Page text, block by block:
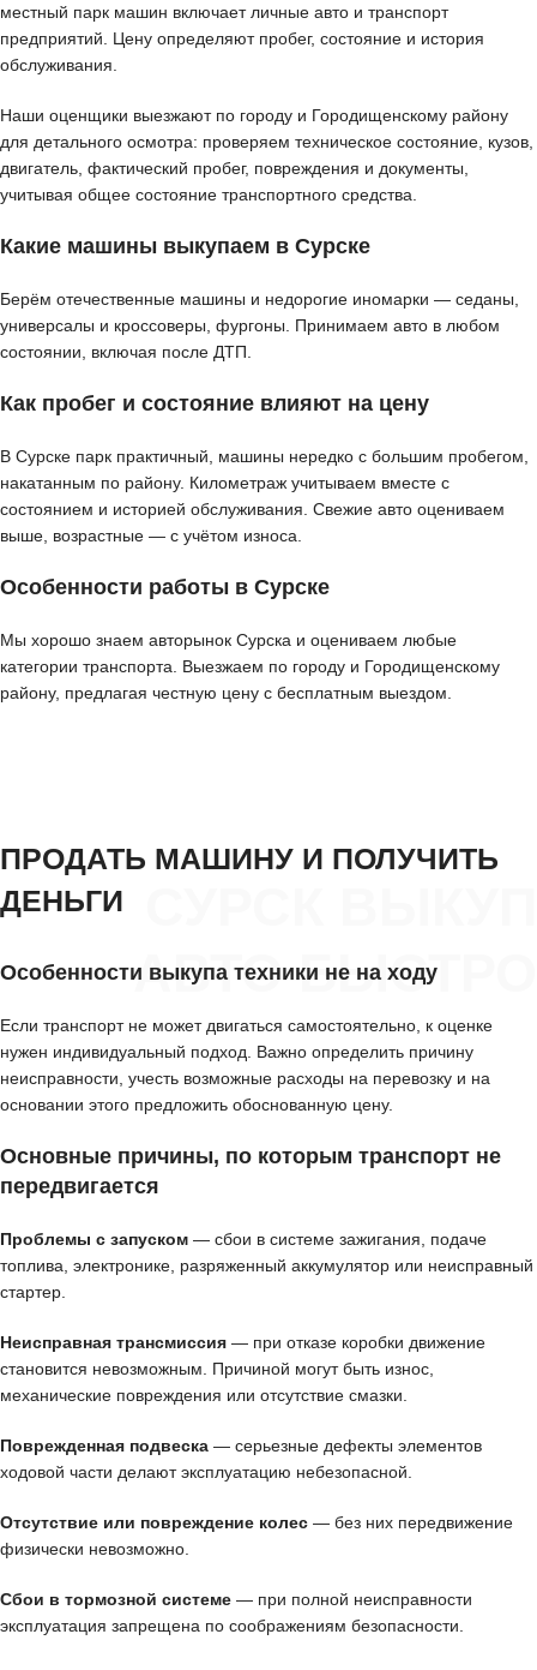
местный парк машин включает личные авто и транспорт
предприятий. Цену определяют пробег, состояние и история
обслуживания.
Наши оценщики выезжают по городу и Городищенскому району
для детального осмотра: проверяем техническое состояние, кузов,
двигатель, фактический пробег, повреждения и документы,
учитывая общее состояние транспортного средства.
Какие машины выкупаем в Сурске
Берём отечественные машины и недорогие иномарки — седаны,
универсалы и кроссоверы, фургоны. Принимаем авто в любом
состоянии, включая после ДТП.
Как пробег и состояние влияют на цену
В Сурске парк практичный, машины нередко с большим пробегом,
накатанным по району. Километраж учитываем вместе с
состоянием и историей обслуживания. Свежие авто оцениваем
выше, возрастные — с учётом износа.
Особенности работы в Сурске
Мы хорошо знаем авторынок Сурска и оцениваем любые
категории транспорта. Выезжаем по городу и Городищенскому
району, предлагая честную цену с бесплатным выездом.
АВТО БЫСТРО
ПРОДАТЬ МАШИНУ И ПОЛУЧИТЬ
ДЕНЬГИ
Особенности выкупа техники не на ходу
Если транспорт не может двигаться самостоятельно, к оценке
нужен индивидуальный подход. Важно определить причину
неисправности, учесть возможные расходы на перевозку и на
основании этого предложить обоснованную цену.
Основные причины, по которым транспорт не
передвигается
Проблемы с запуском — сбои в системе зажигания, подаче
топлива, электронике, разряженный аккумулятор или неисправный
стартер.
Неисправная трансмиссия — при отказе коробки движение
становится невозможным. Причиной могут быть износ,
механические повреждения или отсутствие смазки.
Поврежденная подвеска — серьезные дефекты элементов
ходовой части делают эксплуатацию небезопасной.
Отсутствие или повреждение колес — без них передвижение
физически невозможно.
Сбои в тормозной системе — при полной неисправности
эксплуатация запрещена по соображениям безопасности.